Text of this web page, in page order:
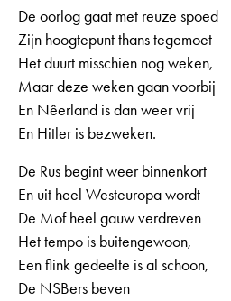
De oorlog gaat met reuze spoed
Zijn hoogtepunt thans tegemoet
Het duurt misschien nog weken,
Maar deze weken gaan voorbij
En Nêerland is dan weer vrij
En Hitler is bezweken.
De Rus begint weer binnenkort
En uit heel Westeuropa wordt
De Mof heel gauw verdreven
Het tempo is buitengewoon,
Een flink gedeelte is al schoon,
De NSBers beven